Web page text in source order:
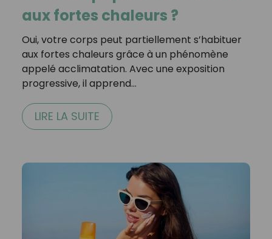
aux fortes chaleurs ?
Oui, votre corps peut partiellement s’habituer
aux fortes chaleurs grâce à un phénomène
appelé acclimatation. Avec une exposition
progressive, il apprend…
LIRE LA SUITE